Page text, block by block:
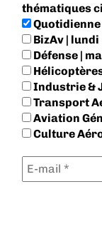
thématiques
BizAv | lundi
Défense |
Industrie &
Transport
Aviation
Culture